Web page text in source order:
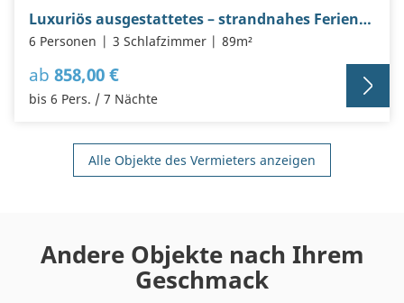
Luxuriös ausgestattetes – strandnahes Ferienhaus -Konrad-
6 Personen 3 Schlafzimmer 89m²
ab 858,00 €
bis 6 Pers. / 7 Nächte
Alle Objekte des Vermieters anzeigen
Andere Objekte nach Ihrem
Geschmack